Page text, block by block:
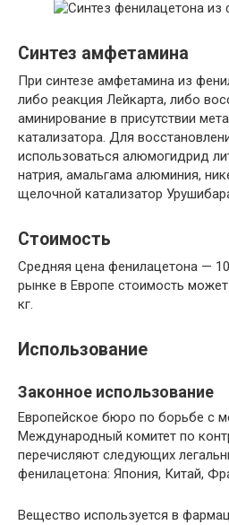
Синтез амфетамина
При синтезе амфетамина из
либо реакция Лейкарта, либо
аминирование в присутствии
катализатора. Для
использоваться алюмогидрид
натрия, амальгама алюминия,
щелочной катализатор
Стоимость
Средняя цена фенилацетона —
рынке в Европе стоимость
кг.
Использование
Законное использование
Европейское бюро по борьбе с
Международный комитет по
перечисляют следующих
фенилацетона: Япония, Китай,
Вещество используется в